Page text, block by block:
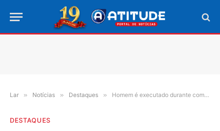
Lar » Notícias » Destaques » Homem é executado durante comício da coligação de Gutierres Torquato na Vila São José
DESTAQUES